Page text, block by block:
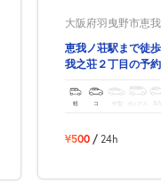
大阪府羽曳野市恵
恵我ノ荘駅まで徒
我之荘２丁目の予
軽 コ ボックス
¥500 / 24h